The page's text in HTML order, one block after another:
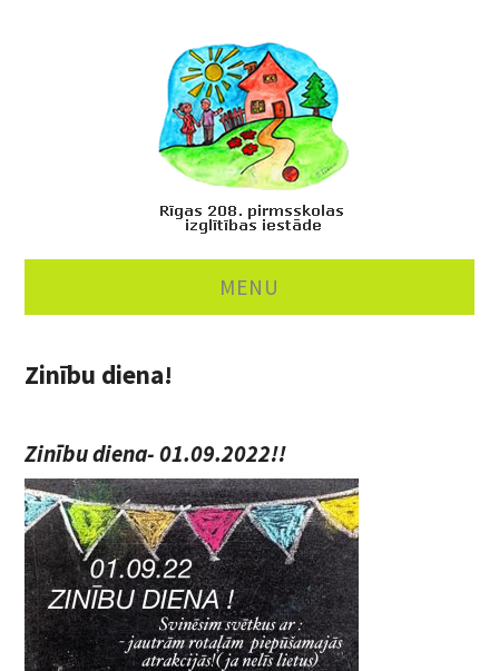
MENU
ĒDINĀŠANA
DOKUMENTI
VECĀKIEM
VAKANCES
Zinību diena!
Zinību diena- 01.09.2022!!